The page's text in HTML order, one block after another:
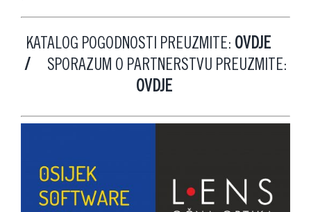
KATALOG POGODNOSTI PREUZMITE: OVDJE
/SPORAZUM O PARTNERSTVU PREUZMITE:
OVDJE